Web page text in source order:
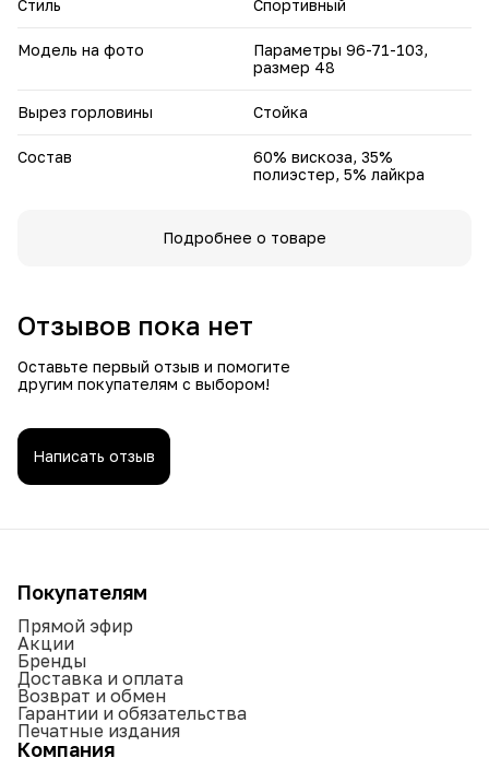
Стиль Спортивный
Модель на фото
Параметры 96-71-103,
размер 48
Вырез горловины Стойка
Состав
60% вискоза, 35%
полиэстер, 5% лайкра
Подробнее о товаре
Отзывов пока нет
Оставьте первый отзыв и помогите
другим покупателям с выбором!
Написать отзыв
Покупателям
Прямой эфир
Акции
Бренды
Доставка и оплата
Возврат и обмен
Гарантии и обязательства
Печатные издания
Компания